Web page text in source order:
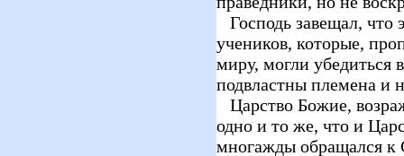
Господь завещал, что
учеников, которые,
миру, могли убедиться
подвластны племена и
Царство Божие,
одно и то же, что и
многажды обращался к